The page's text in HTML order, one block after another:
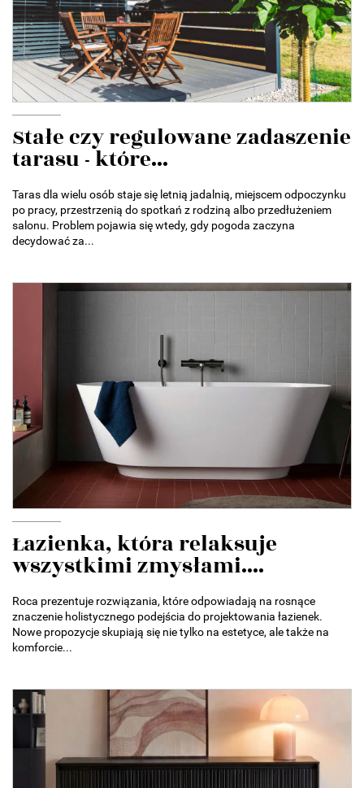
Stałe czy regulowane zadaszenie
tarasu - które...
Taras dla wielu osób staje się letnią jadalnią, miejscem odpoczynku
po pracy, przestrzenią do spotkań z rodziną albo przedłużeniem
salonu. Problem pojawia się wtedy, gdy pogoda zaczyna
decydować za...
Łazienka, która relaksuje
wszystkimi zmysłami....
Roca prezentuje rozwiązania, które odpowiadają na rosnące
znaczenie holistycznego podejścia do projektowania łazienek.
Nowe propozycje skupiają się nie tylko na estetyce, ale także na
komforcie...